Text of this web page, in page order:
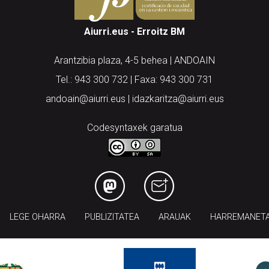
Aiurri.eus - Erroitz BM
Arantzibia plaza, 4-5 behea | ANDOAIN
Tel.: 943 300 732 | Faxa: 943 300 731
andoain@aiurri.eus | idazkaritza@aiurri.eus
Codesyntaxek garatua
LEGE OHARRA PUBLIZITATEA ARAUAK